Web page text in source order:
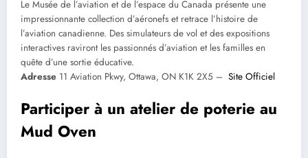
Le Musée de l’aviation et de l’espace du Canada présente une
impressionnante collection d’aéronefs et retrace l’histoire de
l’aviation canadienne. Des simulateurs de vol et des expositions
interactives raviront les passionnés d’aviation et les familles en
quête d’une sortie éducative.​
Adresse 11 Aviation Pkwy, Ottawa, ON K1K 2X5 – Site Officiel
Participer à un atelier de poterie au
Mud Oven